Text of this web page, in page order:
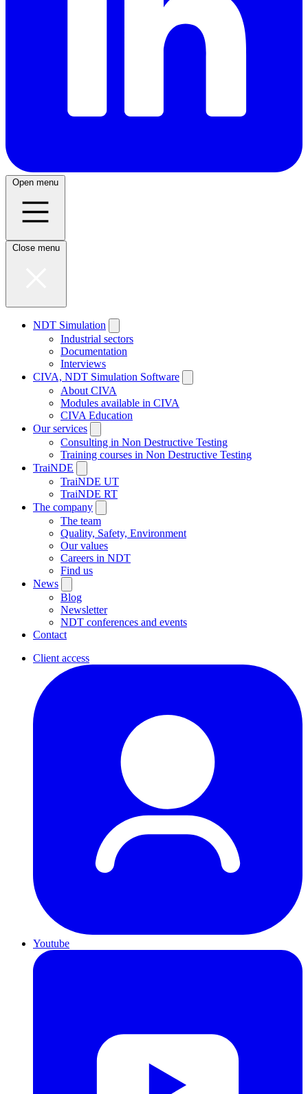
Open menu
Close menu
NDT Simulation
Industrial sectors
Documentation
Interviews
CIVA, NDT Simulation Software
About CIVA
Modules available in CIVA
CIVA Education
Our services
Consulting in Non Destructive Testing
Training courses in Non Destructive Testing
TraiNDE
TraiNDE UT
TraiNDE RT
The company
The team
Quality, Safety, Environment
Our values
Careers in NDT
Find us
News
Blog
Newsletter
NDT conferences and events
Contact
Client access
Youtube